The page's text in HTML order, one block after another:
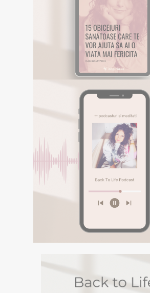
E-BOOK
Descarca aici eBookul gratuit
inspire in Calatoria ta.
EBOOK
Descarca aici eBookul
sa te inspire in
DESCOPERA
MEDITATII
MEDITATII
Descopera podcasturile
spiritualitate si meditatiile
Spotify BACK TO
DESCOPERA